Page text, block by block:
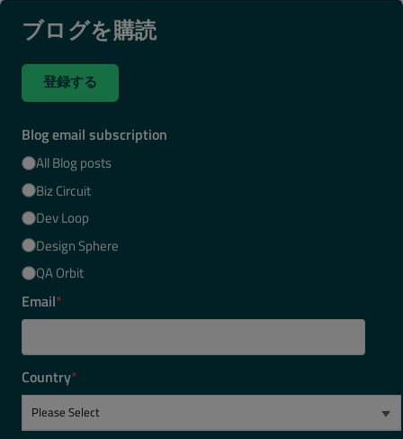
ブログを購読
登録する
Blog email subscription
All Blog posts
Biz Circuit
Dev Loop
Design Sphere
QA Orbit
Email*
Country*